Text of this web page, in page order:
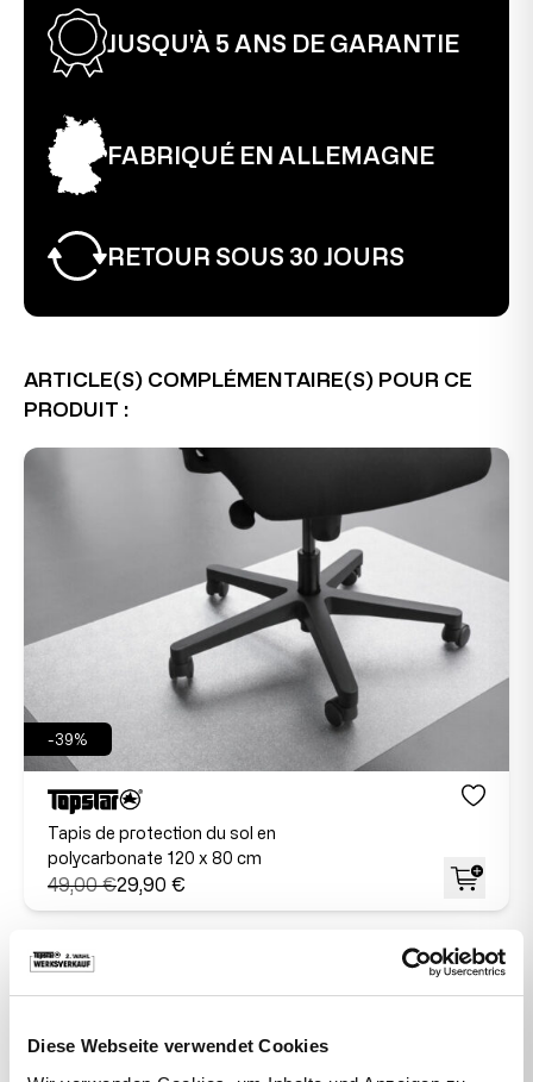
Diese Webseite verwendet Cookies
JUSQU'À 5 ANS DE GARANTIE
FABRIQUÉ EN ALLEMAGNE
RETOUR SOUS 30 JOURS
ARTICLE(S) COMPLÉMENTAIRE(S) POUR CE
PRODUIT :
-39%
Tapis de protection du sol en
polycarbonate 120 x 80 cm
49,00 €29,90 €